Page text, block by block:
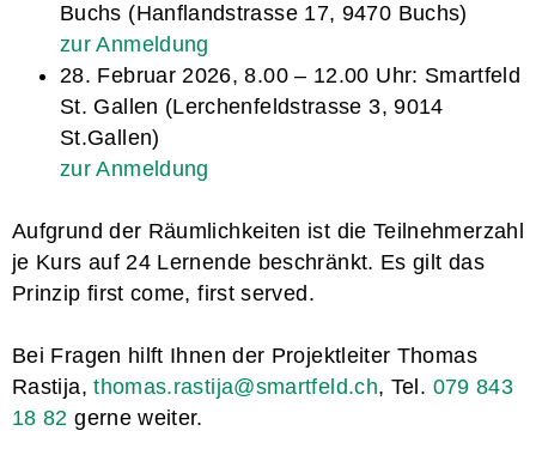
Buchs (Hanflandstrasse 17, 9470 Buchs)
zur Anmeldung
28. Februar 2026, 8.00 – 12.00 Uhr: Smartfeld
St. Gallen (Lerchenfeldstrasse 3, 9014
St.Gallen)
zur Anmeldung
Aufgrund der Räumlichkeiten ist die Teilnehmerzahl
je Kurs auf 24 Lernende beschränkt. Es gilt das
Prinzip first come, first served.
Bei Fragen hilft Ihnen der Projektleiter Thomas
Rastija,thomas.rastija@smartfeld.ch, Tel. 079 843
18 82 gerne weiter.